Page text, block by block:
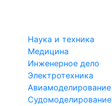
Наука и техника
Медицина
Инженерное дело
Электротехника
Авиамоделирование
Судомоделирование